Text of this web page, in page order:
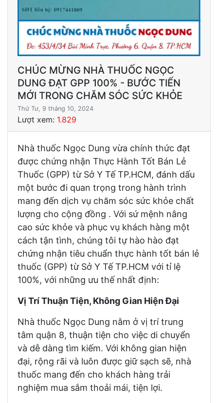
CHÚC MỪNG NHÀ THUỐC NGỌC
DUNG ĐẠT GPP 100% - BƯỚC TIẾN
MỚI TRONG CHĂM SÓC SỨC KHỎE
Thứ Tư, 9 tháng 10, 2024
Lượt xem: 1.829
Nhà thuốc Ngọc Dung vừa chính thức đạt
được chứng nhận Thực Hành Tốt Bán Lẻ
Thuốc (GPP) từ Sở Y Tế TP.HCM, đánh dấu
một bước đi quan trọng trong hành trình
mang đến dịch vụ chăm sóc sức khỏe chất
lượng cho cộng đồng . Với sứ mệnh nâng
cao sức khỏe và phục vụ khách hàng một
cách tận tình, chúng tôi tự hào hào đạt
chứng nhận tiêu chuẩn thực hành tốt bán lẻ
thuốc (GPP) từ Sở Y Tế TP.HCM với tỉ lệ
100%, với những ưu thế nhất định:
Vị Trí Thuận Tiện, Không Gian Hiện Đại
Nhà thuốc Ngọc Dung nằm ở vị trí trung
tâm quận 8, thuận tiện cho việc di chuyển
và dễ dàng tìm kiếm. Với không gian hiện
đại, rộng rãi và luôn được giữ sạch sẽ, nhà
thuốc mang đến cho khách hàng trải
nghiệm mua sắm thoải mái, tiện lợi.